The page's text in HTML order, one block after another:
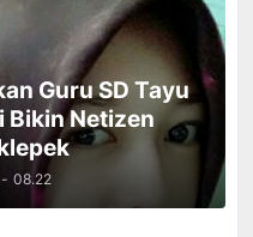
Guru SD Tayu
Bikin Netizen
- 08.22